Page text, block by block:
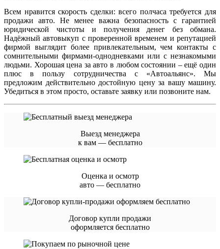
Всем нравится скорость сделки: всего полчаса требуется для
продажи авто. Не менее важна безопасность с гарантией
юридической чистоты и получения денег без обмана.
Надёжный автовыкуп с проверенной временем и репутацией
фирмой выглядит более привлекательным, чем контакты с
сомнительными фирмами-однодневками или с незнакомыми
людьми. Хорошая цена за авто в любом состоянии – ещё один
плюс в пользу сотрудничества с «Автоальянс». Мы
предложим действительно достойную цену за вашу машину.
Убедиться в этом просто, оставьте заявку или позвоните нам.
Выезд менеджера
к вам — бесплатно
Оценка и осмотр
авто — бесплатно
Договор купли продажи
оформляется бесплатно